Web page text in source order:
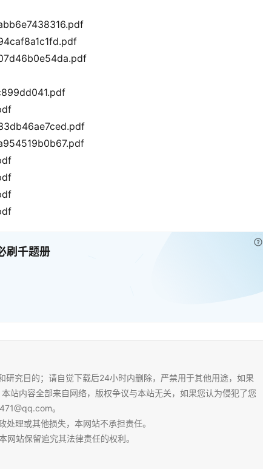
刷千题册
究目的；请自觉下载后24小时内删除，严禁用于其他用途，如果
站内容全部来自网络，版权争议与本站无关，如果您认为侵犯了您
。
理或其他损失，本网站不承担责任。
站保留追究其法律责任的权利。